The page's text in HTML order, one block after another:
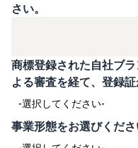
さい。
商標登録された自社ブ
よる審査を経て、登録証
事業形態をお選びくだ